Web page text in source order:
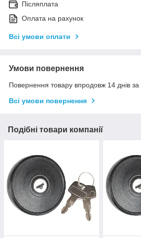
Післяплата
Оплата на рахунок
Всі умови оплати
Умови повернення
Повернення товару впродовж 14 днів за
Всі умови повернення
Подібні товари компанії